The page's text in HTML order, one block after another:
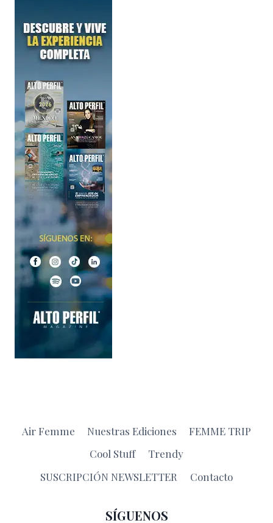
Air Femme Nuestras Ediciones
FEMME TRIP
Cool Stuff
Trendy
SUSCRIPCIÓN NEWSLETTER
Contacto
SÍGUENOS